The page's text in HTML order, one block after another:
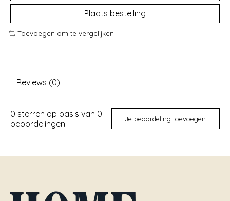
Plaats bestelling
Toevoegen om te vergelijken
Reviews (0)
0 sterren op basis van 0
beoordelingen
Je beoordeling toevoegen